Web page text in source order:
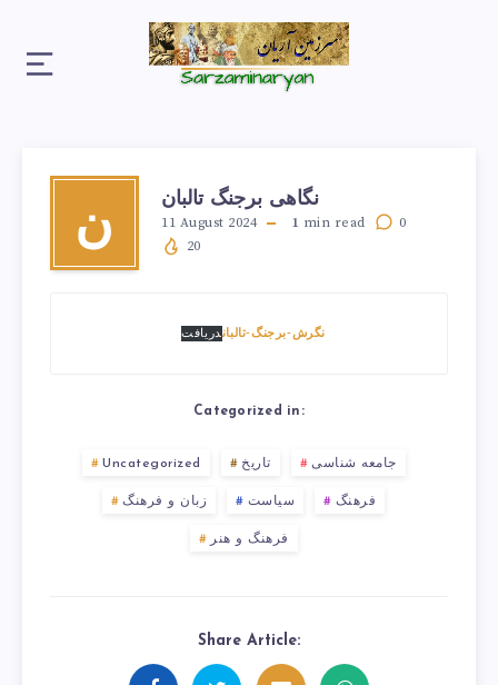
ن
نگاهی برجنگ تالبان
11 August 2024 1 min read
0
20
نگرش-برجنگ-تالباندریافت
Categorized in:
Uncategorized تاریخ جامعه شناسی
زبان و فرهنگ سیاست فرهنگ
فرهنگ و هنر
Share Article: